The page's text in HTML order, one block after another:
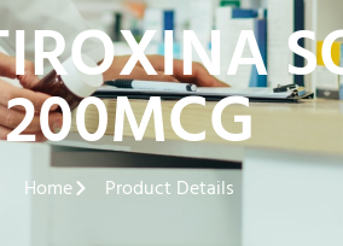
200MCG
Home Product Details